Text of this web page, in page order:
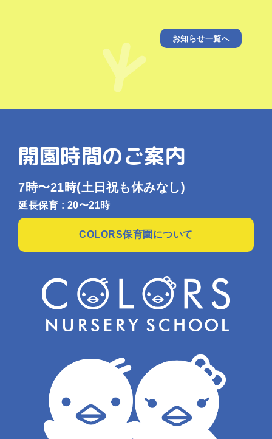
お知らせ一覧へ
開園時間のご案内
7時〜21時(土日祝も休みなし)
延長保育 : 20〜21時
COLORS保育園について